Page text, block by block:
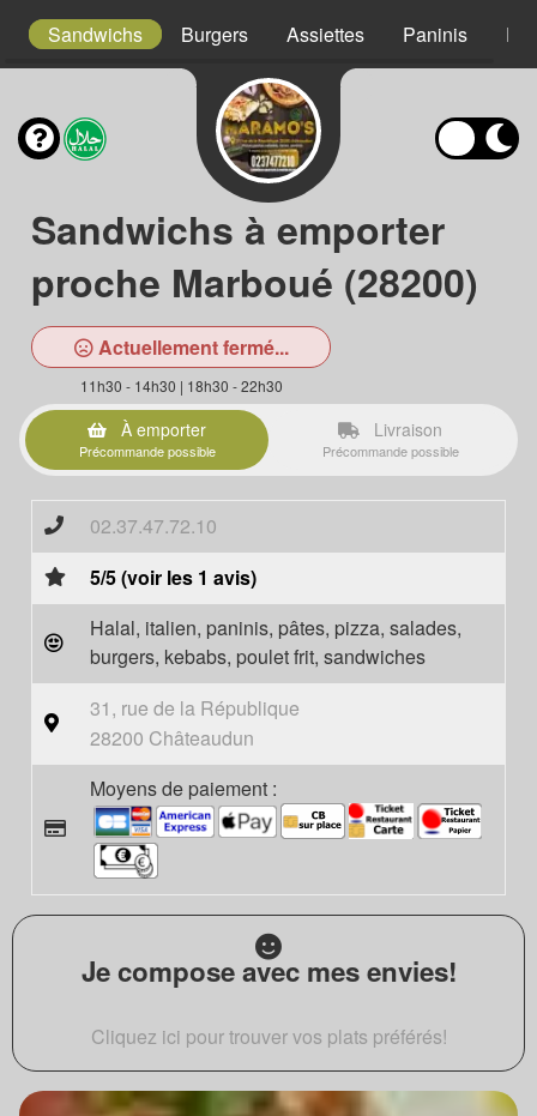
Sandwichs Burgers Assiettes Paninis
Sandwichs à emporter
proche Marboué (28200)
Actuellement fermé...
11h30 - 14h30 | 18h30 - 22h30
À emporter
Précommande possible
Livraison
Précommande possible
02.37.47.72.10
5/5 (voir les 1 avis)
Halal, italien, paninis, pâtes, pizza, salades,
burgers, kebabs, poulet frit, sandwiches
31, rue de la République
28200 Châteaudun
Moyens de paiement :
Je compose avec mes envies!
Cliquez ici pour trouver vos plats préférés!